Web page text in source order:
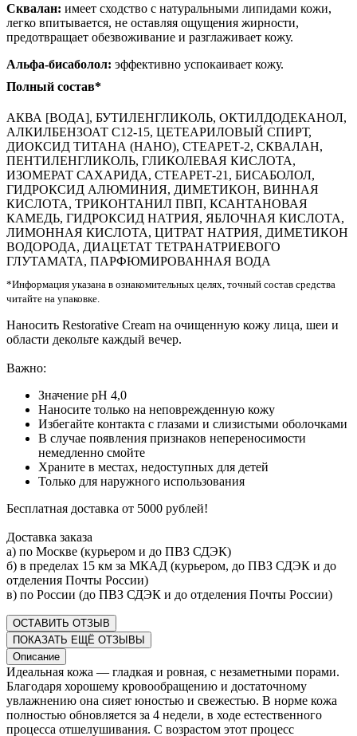
Сквалан: имеет сходство с натуральными липидами кожи,
легко впитывается, не оставляя ощущения жирности,
предотвращает обезвоживание и разглаживает кожу.
Альфа-бисаболол: эффективно успокаивает кожу.
Полный состав*
АКВА [ВОДА], БУТИЛЕНГЛИКОЛЬ, ОКТИЛДОДЕКАНОЛ,
АЛКИЛБЕНЗОАТ С12-15, ЦЕТЕАРИЛОВЫЙ СПИРТ,
ДИОКСИД ТИТАНА (НАНО), СТЕАРЕТ-2, СКВАЛАН,
ПЕНТИЛЕНГЛИКОЛЬ, ГЛИКОЛЕВАЯ КИСЛОТА,
ИЗОМЕРАТ САХАРИДА, СТЕАРЕТ-21, БИСАБОЛОЛ,
ГИДРОКСИД АЛЮМИНИЯ, ДИМЕТИКОН, ВИННАЯ
КИСЛОТА, ТРИКОНТАНИЛ ПВП, КСАНТАНОВАЯ
КАМЕДЬ, ГИДРОКСИД НАТРИЯ, ЯБЛОЧНАЯ КИСЛОТА,
ЛИМОННАЯ КИСЛОТА, ЦИТРАТ НАТРИЯ, ДИМЕТИКОН
ВОДОРОДА, ДИАЦЕТАТ ТЕТРАНАТРИЕВОГО
ГЛУТАМАТА, ПАРФЮМИРОВАННАЯ ВОДА
*Информация указана в ознакомительных целях, точный состав средства
читайте на упаковке.
Наносить Restorative Cream на очищенную кожу лица, шеи и
области декольте каждый вечер.
Важно:
Значение pH 4,0
Наносите только на неповрежденную кожу
Избегайте контакта с глазами и слизистыми оболочками
В случае появления признаков непереносимости
немедленно смойте
Храните в местах, недоступных для детей
Только для наружного использования
Бесплатная доставка от 5000 рублей!
Доставка заказа
а) по Москве (курьером и до ПВЗ СДЭК)
б) в пределах 15 км за МКАД (курьером, до ПВЗ СДЭК и до
отделения Почты России)
в) по России (до ПВЗ СДЭК и до отделения Почты России)
ОСТАВИТЬ ОТЗЫВ
ПОКАЗАТЬ ЕЩЁ ОТЗЫВЫ
Описание
Идеальная кожа — гладкая и ровная, с незаметными порами.
Благодаря хорошему кровообращению и достаточному
увлажнению она сияет юностью и свежестью. В норме кожа
полностью обновляется за 4 недели, в ходе естественного
процесса отшелушивания. С возрастом этот процесс